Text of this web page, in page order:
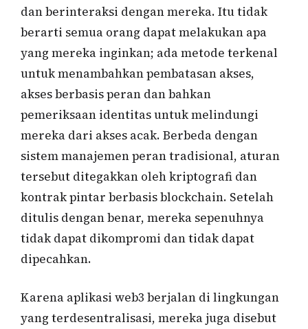
dan berinteraksi dengan mereka. Itu tidak
berarti semua orang dapat melakukan apa
yang mereka inginkan; ada metode terkenal
untuk menambahkan pembatasan akses,
akses berbasis peran dan bahkan
pemeriksaan identitas untuk melindungi
mereka dari akses acak. Berbeda dengan
sistem manajemen peran tradisional, aturan
tersebut ditegakkan oleh kriptografi dan
kontrak pintar berbasis blockchain. Setelah
ditulis dengan benar, mereka sepenuhnya
tidak dapat dikompromi dan tidak dapat
dipecahkan.
Karena aplikasi web3 berjalan di lingkungan
yang terdesentralisasi, mereka juga disebut